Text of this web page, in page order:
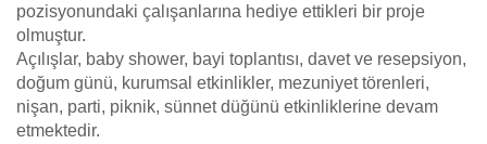
pozisyonundaki çalışanlarına hediye ettikleri bir proje
olmuştur.
Açılışlar, baby shower, bayi toplantısı, davet ve resepsiyon,
doğum günü, kurumsal etkinlikler, mezuniyet törenleri,
nişan, parti, piknik, sünnet düğünü etkinliklerine devam
etmektedir.